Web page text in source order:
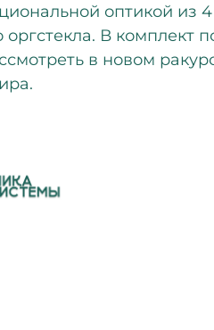
оптикой из
оргстекла. В комплект
в новом